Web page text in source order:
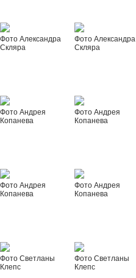
Фото Александра
Скляра
Фото Александра
Скляра
Фото Андрея
Копанева
Фото Андрея
Копанева
Фото Андрея
Копанева
Фото Андрея
Копанева
Фото Светланы
Клепс
Фото Светланы
Клепс